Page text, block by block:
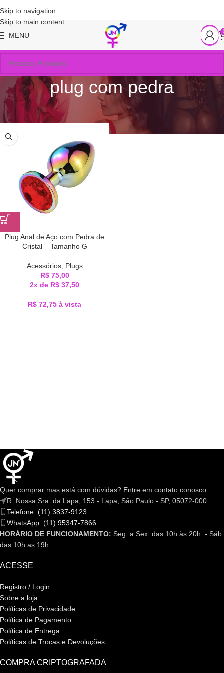
Skip to navigation
Skip to main content
MENU
plug com pedra
Início Produtos marcados com a tag “plug com pedra”
Plug Anal de Aço com Pedra de
Cristal – Tamanho G
Acessórios, Plugs
R$75,00
2x de R$ 37,50
R$ 72,75 à vista
Quer comprar mas está com dúvidas? Entre em contato conosco.
R. Nossa Sra. da Lapa, 153 - Lapa, São Paulo - SP, 05072-000
Telefone: (11) 3837-9123
WhatsApp: (11) 95347-7866
HORÁRIO DE FUNCIONAMENTO: Seg. a Sex. das 10h às 20h - Sáb
das 10h as 19h
ACESSE
Registro / Login
Sobre a loja
Políticas de Privacidade
Política de Pagamento
Política de Entrega
Políticas de Trocas e Devoluções
COMPRA CRIPTOGRAFADA